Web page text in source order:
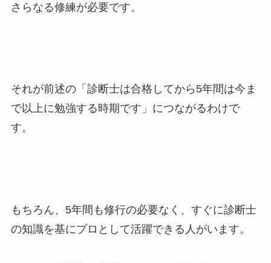
さらなる修練が必要です。
それが前述の「診断士は合格してから5年間は今ま
で以上に勉強する時期です」につながるわけで
す。
もちろん、5年間も修行の必要なく、すぐに診断士
の知識を基にプロとして活躍できる人がいます。